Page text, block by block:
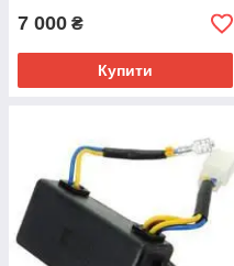
7 000 ₴
Купити